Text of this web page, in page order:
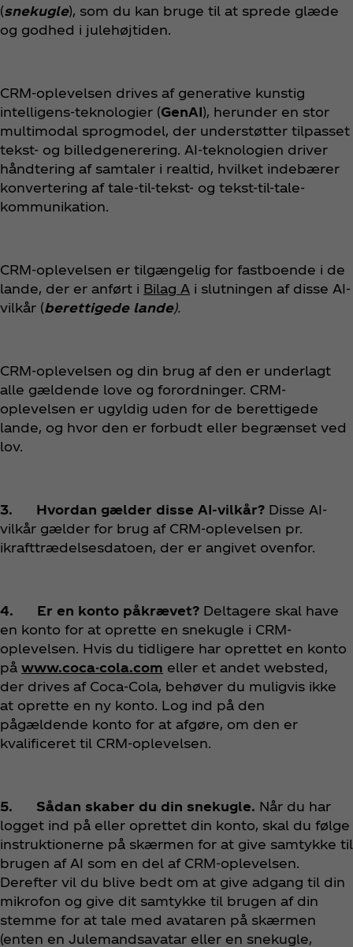
(snekugle), som du kan bruge til at sprede glæde
og godhed i julehøjtiden.
CRM-oplevelsen drives af generative kunstig
intelligens-teknologier (GenAI), herunder en stor
multimodal sprogmodel, der understøtter tilpasset
tekst- og billedgenerering. AI-teknologien driver
håndtering af samtaler i realtid, hvilket indebærer
konvertering af tale-til-tekst- og tekst-til-tale-
kommunikation.
CRM-oplevelsen er tilgængelig for fastboende i de
lande, der er anført i Bilag A i slutningen af disse AI-
vilkår (berettigede lande).
CRM-oplevelsen og din brug af den er underlagt
alle gældende love og forordninger. CRM-
oplevelsen er ugyldig uden for de berettigede
lande, og hvor den er forbudt eller begrænset ved
lov.
3. Hvordan gælder disse AI-vilkår? Disse AI-
vilkår gælder for brug af CRM-oplevelsen pr.
ikrafttrædelsesdatoen, der er angivet ovenfor.
4. Er en konto påkrævet? Deltagere skal have
en konto for at oprette en snekugle i CRM-
oplevelsen. Hvis du tidligere har oprettet en konto
på www.coca-cola.com eller et andet websted,
der drives af Coca‑Cola, behøver du muligvis ikke
at oprette en ny konto. Log ind på den
pågældende konto for at afgøre, om den er
kvalificeret til CRM-oplevelsen.
5. Sådan skaber du din snekugle. Når du har
logget ind på eller oprettet din konto, skal du følge
instruktionerne på skærmen for at give samtykke til
brugen af AI som en del af CRM-oplevelsen.
Derefter vil du blive bedt om at give adgang til din
mikrofon og give dit samtykke til brugen af din
stemme for at tale med avataren på skærmen
(enten en Julemandsavatar eller en snekugle,